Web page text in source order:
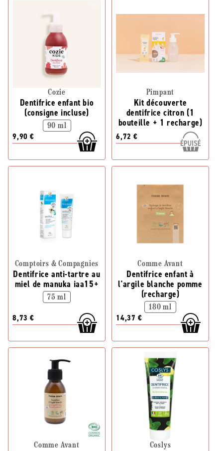
Cozie
Dentifrice enfant bio
(consigne incluse)
90 ml
9,90 €
Pimpant
Kit découverte
dentifrice citron (1
bouteille + 1 recharge)
6,72 €
Comptoirs & Compagnies
Dentifrice anti-tartre au
miel de manuka iaa15+
75 ml
8,73 €
Comme Avant
Dentifrice enfant à
l'argile blanche pomme
(recharge)
180 ml
14,37 €
Comme Avant Coslys